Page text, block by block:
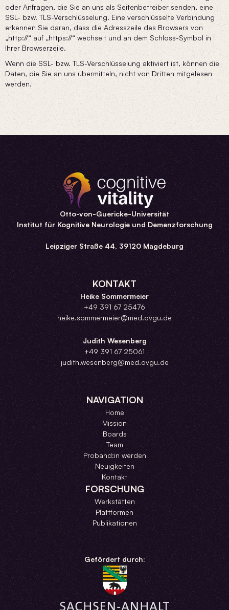
oder Anfragen, die Sie an uns als Seitenbetreiber senden, eine
SSL- bzw. TLS-Verschlüsselung. Eine verschlüsselte Verbindung
erkennen Sie daran, dass die Adresszeile des Browsers von
„http://“ auf „https://“ wechselt und an dem Schloss-Symbol in
Ihrer Browserzeile.
Wenn die SSL- bzw. TLS-Verschlüsselung aktiviert ist, können die
Daten, die Sie an uns übermitteln, nicht von Dritten mitgelesen
werden.
Otto-von-Guericke-Universität
Institut für Kognitive Neurologie und Demenzforschung
Leipziger Straße 44, 39120 Magdeburg
KONTAKT
Heike Sommermeier
+49 391 67 25476
heike.sommermeier@med.ovgu.de
Judith Wesenberg
+49 391 67 25061
judith.wesenberg@med.ovgu.de
NAVIGATION
Home
Mission
Boards
Team
Proband:in werden
Neuigkeiten
Kontakt
FORSCHUNG
Werkstätten
Plattformen
Publikationen
Gefördert durch: